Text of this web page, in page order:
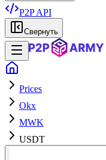
P2P API
Свернуть
Prices
Okx
MWK
USDT